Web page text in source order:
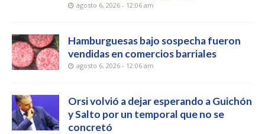
agosto 6, 2026 - 12:06 am
Hamburguesas bajo sospecha fueron
vendidas en comercios barriales
agosto 6, 2026 - 12:06 am
Orsi volvió a dejar esperando a Guichón
y Salto por un temporal que no se
concretó